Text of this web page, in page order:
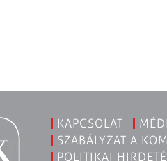
KAPCSOLAT
SZABÁLYZAT A
POLITIKAI